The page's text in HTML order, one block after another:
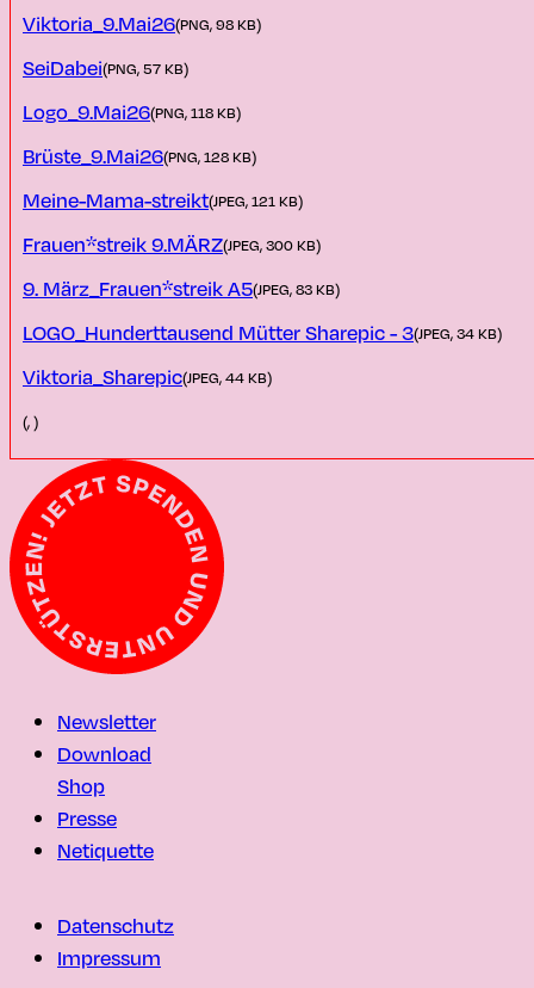
Viktoria_9.Mai26(PNG, 98 KB)
SeiDabei(PNG, 57 KB)
Logo_9.Mai26(PNG, 118 KB)
Brüste_9.Mai26(PNG, 128 KB)
Meine-Mama-streikt(JPEG, 121 KB)
Frauen*streik 9.MÄRZ(JPEG, 300 KB)
9. März_Frauen*streik A5(JPEG, 83 KB)
LOGO_Hunderttausend Mütter Sharepic - 3(JPEG, 34 KB)
Viktoria_Sharepic(JPEG, 44 KB)
(, )
Newsletter
Download
Shop
Presse
Netiquette
Datenschutz
Impressum